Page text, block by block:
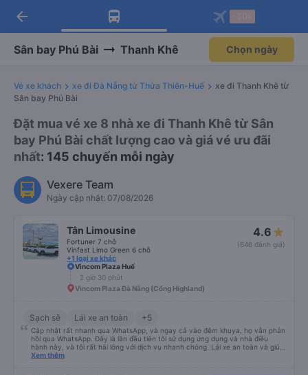
Tải app Vexere ngay!
Nhận ưu đãi thành viên độc
Mở app
Tải app Vexere
-30k/ghế khi đặt vé máy bay qua
Mở app
arrow_back
Sân bay Phú Bài Thanh Khê Chọn ngày
Vé xe khách xe đi Đà Nẵng từ Thừa Thiên-Huế
xe đi Thanh Khê từ
Sân bay Phú Bài
Đặt mua vé xe 8 nhà xe đi Thanh Khê từ Sân
bay Phú Bài chất lượng cao và giá vé ưu đãi
nhất: 145 chuyến mỗi ngày
Vexere Team
Ngày cập nhật: 07/08/2026
Tân Limousine
Fortuner 7 chỗ
Vinfast Limo Green 6 chỗ
+1 loại xe khác
4.6
(646 đánh giá)
Vincom Plaza Huế
2 giờ 30 phút
Vincom Plaza Đà Nẵng (Cổng Highland)
Sạch sẽ Lái xe an toàn +5
Cập nhật rất nhanh qua WhatsApp, và ngay cả vào đêm khuya, họ vẫn phản
hồi qua WhatsApp. Đây là lần đầu tiên tôi sử dụng ứng dụng và nhà điều
hành này, và tôi rất hài lòng với dịch vụ nhanh chóng. Lái xe an toàn và giúp
tôi đến khách sạn ở Huế, mặc dù tôi không báo trước khi đặt xe và tài xế đã
Xem thêm